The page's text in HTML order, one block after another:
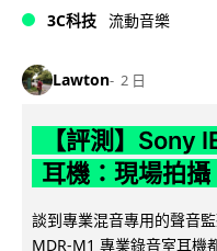
3C科技 流動音樂
Lawton 2 日
【評測】Sony
耳機：現場拍
談到專業混音專用的聲音
MDR-M1 專業錄音室耳機